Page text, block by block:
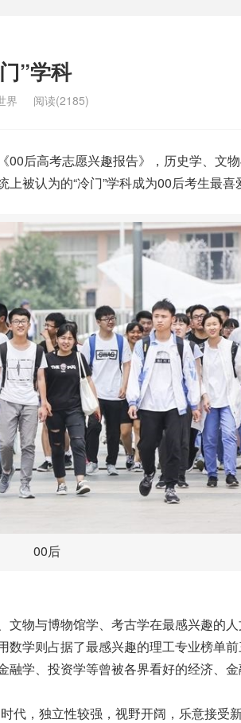
”学科
界 阅读(2185)
00后高考志愿兴趣报告》，历史学、文
被认为的“冷门”学科成为00后考生最喜
00后
物与博物馆学、考古学在最感兴趣的
数学则占据了最感兴趣的理工专业榜单
融学、投资学等曾被各界看好的经济、
，独立性较强，视野开阔，乐意接受新